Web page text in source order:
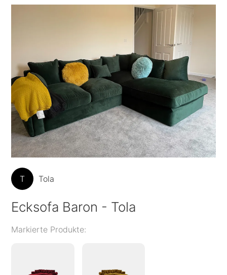
T Tola
Ecksofa Baron - Tola
Markierte Produkte: